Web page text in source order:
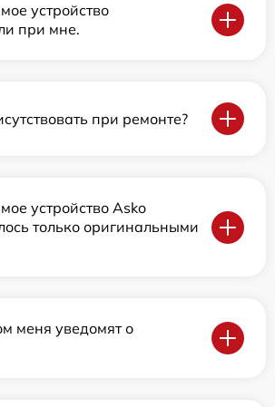
устройство
при мне.
при ремонте?
устройство Asko
только оригинальными
меня уведомят о